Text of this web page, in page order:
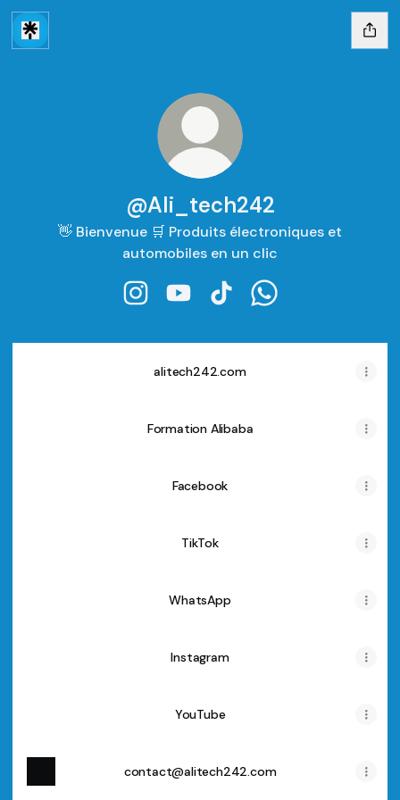
@Ali_tech242
👋 Bienvenue 🛒 Produits électroniques et
automobiles en un clic
alitech242.com
Formation Alibaba
Facebook
TikTok
WhatsApp
Instagram
YouTube
contact@alitech242.com